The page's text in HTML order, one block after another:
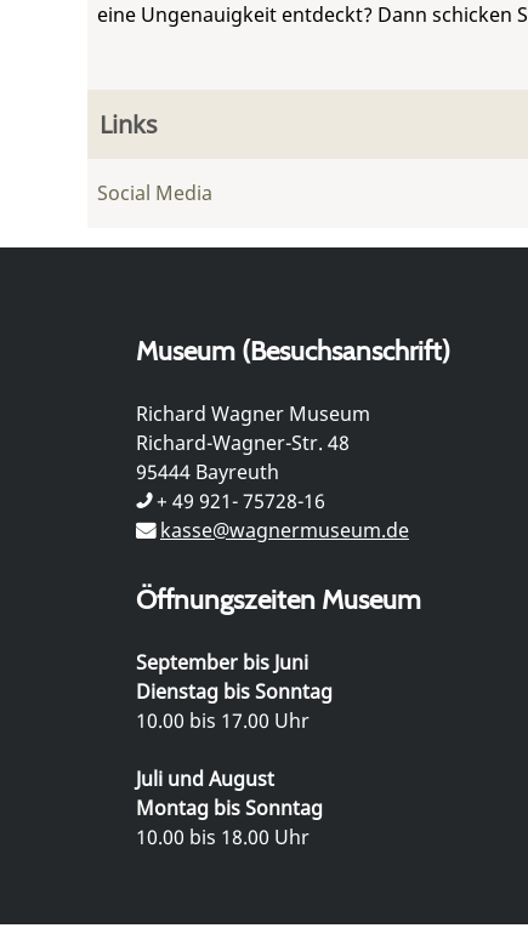
eine Ungenauigkeit entdeckt? Dann schicken
Links
Social Media
Museum (Besuchsanschrift)
Richard Wagner Museum
Richard-Wagner-Str. 48
95444 Bayreuth
+ 49 921- 75728-16
kasse@wagnermuseum.de
Öffnungszeiten Museum
September bis Juni
Dienstag bis Sonntag
10.00 bis 17.00 Uhr
Juli und August
Montag bis Sonntag
10.00 bis 18.00 Uhr